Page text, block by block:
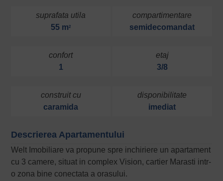
suprafata utila
55 m2
compartimentare
semidecomandat
confort
1
etaj
3/8
construit cu
caramida
disponibilitate
imediat
Descrierea Apartamentului
Welt Imobiliare va propune spre inchiriere un apartament
cu 3 camere, situat in complex Vision, cartier Marasti intr-
o zona bine conectata a orasului.